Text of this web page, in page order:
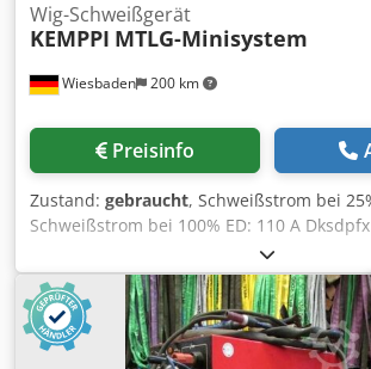
Wiesbaden 200 km
Wig-Schweißgerät
KEMPPI MTLG-Minisystem
Preisinfo
Zustand: gebraucht, Schweißstrom bei
Schweißstrom bei 100% ED: 110 A
Schweißstrom stufenl. regelbar: 5 - 250 A
380 V Platzbedarf: 650 x 600 x 1100/1500
Gewicht: 55 kg